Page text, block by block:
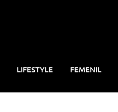
LIFESTYLE FEMENIL